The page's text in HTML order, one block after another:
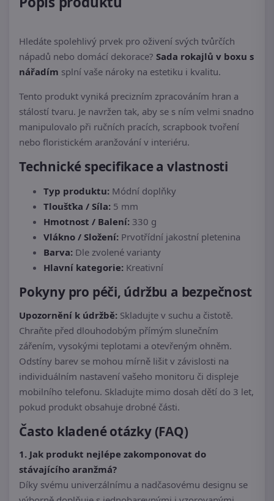
Hledáte spolehlivý prvek pro oživení svých tvůrčích
nápadů nebo domácí dekorace? Sada rokajlů v boxu s
nářadím splní vaše nároky na estetiku i kvalitu.
Tento produkt vyniká precizním zpracováním hran a
stálostí tvaru. Je navržen tak, aby se s ním velmi snadno
manipulovalo při ručních pracích, scrapbook tvoření
nebo floristickém aranžování v interiéru.
Technické specifikace a vlastnosti
Typ produktu: Módní doplňky
Tloušťka / Síla: 5 mm
Hmotnost / Balení: 330 g
Vlákno / Složení: Prvotřídní jakostní pletenina
Barva: Dle zvolené varianty
Hlavní kategorie: Kreativní
Pokyny pro péči, údržbu a bezpečnost
Upozornění k údržbě: Skladujte v suchu a čistotě.
Chraňte před dlouhodobým přímým slunečním
zářením, vysokými teplotami a otevřeným ohněm.
Odstíny barev se mohou mírně lišit v závislosti na
individuálním nastavení vašeho monitoru či displeje
mobilního telefonu. Skladujte mimo dosah dětí do 3 let,
pokud produkt obsahuje drobné části.
Často kladené otázky (FAQ)
1. Jak produkt nejlépe zakomponovat do
stávajícího aranžmá?
Díky svému univerzálnímu a nadčasovému designu se